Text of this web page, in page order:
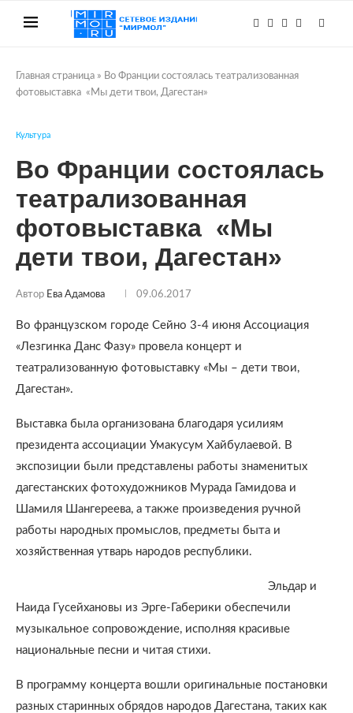
Главная страница » Во Франции состоялась театрализованная
фотовыставка «Мы дети твои, Дагестан»
Культура
Во Франции состоялась
театрализованная
фотовыставка «Мы
дети твои, Дагестан»
Автор Ева Адамова 09.06.2017
Во французском городе Сейно 3-4 июня Ассоциация
«Лезгинка Данс Фазу» провела концерт и
театрализованную фотовыставку «Мы – дети твои,
Дагестан».
Выставка была организована благодаря усилиям
президента ассоциации Умакусум Хайбулаевой. В
экспозиции были представлены работы знаменитых
дагестанских фотохудожников Мурада Гамидова и
Шамиля Шангереева, а также произведения ручной
работы народных промыслов, предметы быта и
хозяйственная утварь народов республики.
Эльдар и
Наида Гусейхановы из Эрге-Габерики обеспечили
музыкальное сопровождение, исполняя красивые
национальные песни и читая стихи.
В программу концерта вошли оригинальные постановки
разных старинных обрядов народов Дагестана, таких как